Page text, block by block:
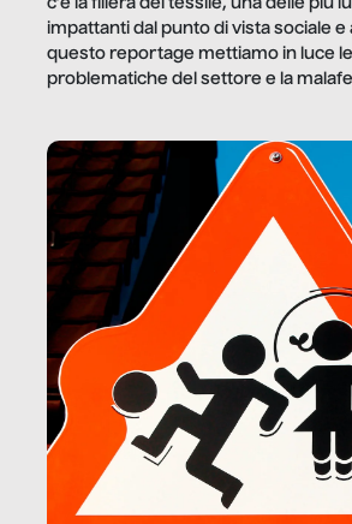
impattanti dal punto di vista sociale e
questo reportage mettiamo in luce
problematiche del settore e la